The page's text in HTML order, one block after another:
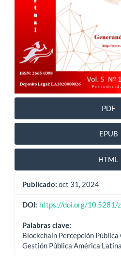
PDF
EPUB
HTML
Publicado: oct 31, 2024
DOI: https://doi.org/10.5281/
Palabras clave:
Blockchain Percepción
Gestión Pública América Latina